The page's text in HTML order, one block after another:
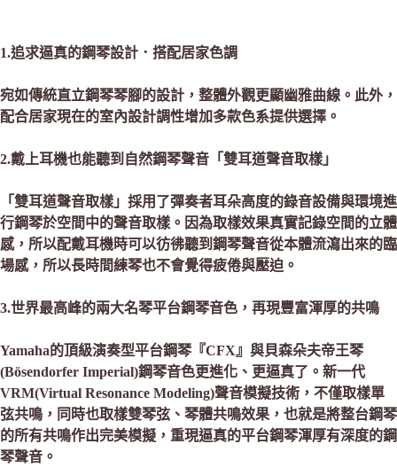
1.追求逼真的鋼琴設計．搭配居家色調
宛如傳統直立鋼琴琴腳的設計，整體外觀更顯幽雅曲線。此外，
配合居家現在的室內設計調性增加多款色系提供選擇。
2.戴上耳機也能聽到自然鋼琴聲音「雙耳道聲音取樣」
「雙耳道聲音取樣」採用了彈奏者耳朵高度的錄音設備與環境進
行鋼琴於空間中的聲音取樣。因為取樣效果真實記錄空間的立體
感，所以配戴耳機時可以彷彿聽到鋼琴聲音從本體流瀉出來的臨
場感，所以長時間練琴也不會覺得疲倦與壓迫。
3.世界最高峰的兩大名琴平台鋼琴音色，再現豐富渾厚的共鳴
Yamaha的頂級演奏型平台鋼琴『CFX』與貝森朵夫帝王琴
(Bösendorfer Imperial)鋼琴音色更進化、更逼真了。新一代
VRM(Virtual Resonance Modeling)聲音模擬技術，不僅取樣單
弦共鳴，同時也取樣雙琴弦、琴體共鳴效果，也就是將整台鋼琴
的所有共鳴作出完美模擬，重現逼真的平台鋼琴渾厚有深度的鋼
琴聲音。